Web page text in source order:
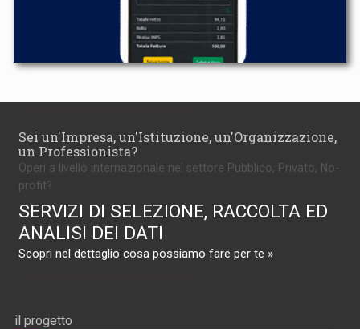
Sei un'Impresa, un'Istituzione, un'Organizzazione,
un Professionista?
Operi a livello internazionale nel settore Pubblico, Privato, No-
profit?
SERVIZI DI SELEZIONE, RACCOLTA ED
ANALISI DEI DATI
Scopri nel dettaglio cosa possiamo fare per te »
il progetto